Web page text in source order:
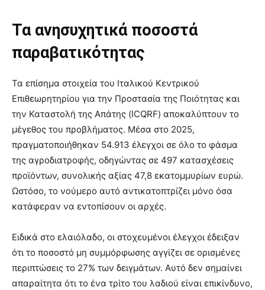
Τα ανησυχητικά ποσοστά
παραβατικότητας
Τα επίσημα στοιχεία του Ιταλικού Κεντρικού
Επιθεωρητηρίου για την Προστασία της Ποιότητας και
την Καταστολή της Απάτης (ICQRF) αποκαλύπτουν το
μέγεθος του προβλήματος. Μέσα στο 2025,
πραγματοποιήθηκαν 54.913 έλεγχοι σε όλο το φάσμα
της αγροδιατροφής, οδηγώντας σε 497 κατασχέσεις
προϊόντων, συνολικής αξίας 47,8 εκατομμυρίων ευρώ.
Ωστόσο, το νούμερο αυτό αντικατοπτρίζει μόνο όσα
κατάφεραν να εντοπίσουν οι αρχές.
Ειδικά στο ελαιόλαδο, οι στοχευμένοι έλεγχοι έδειξαν
ότι το ποσοστό μη συμμόρφωσης αγγίζει σε ορισμένες
περιπτώσεις το 27% των δειγμάτων. Αυτό δεν σημαίνει
απαραίτητα ότι το ένα τρίτο του λαδιού είναι επικίνδυνο,